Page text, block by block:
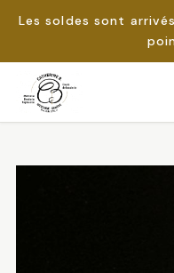
Les soldes sont
Passer